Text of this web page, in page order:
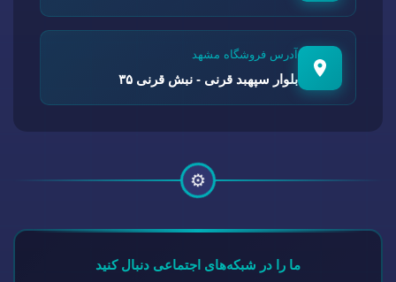
آدرس فروشگاه مشهد
بلوار سپهبد قرنی - نبش قرنی ۳۵
⚙️
ما را در شبکه‌های اجتماعی دنبال کنید